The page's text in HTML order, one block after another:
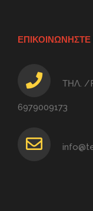
ΤΗΛ. /
6979009173